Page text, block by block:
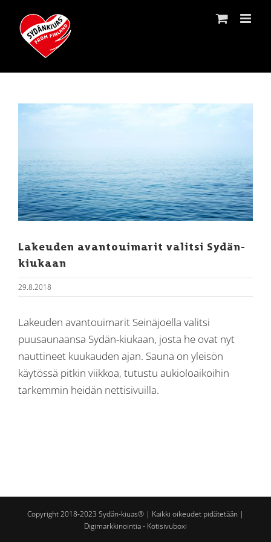
content
Katso
Lakeuden avantouimarit valitsi Sydän-
kiukaan
29.8.2018
Lakeuden avantouimarit Seinäjoella valitsi
puusaunaansa Sydän-kiukaan, josta he ovat nyt
nauttineet kuukauden ajan. Sauna on yleisön
käytössä pitkin viikkoa, tutustu aukioloaikoihin
tarkemmin heidän nettisivuilla.
Copyright 2018-2023 Sydän-kiuas® | Kaikki oikeudet pidätetään |
Digimarkkinointia - Kotisivuboxi